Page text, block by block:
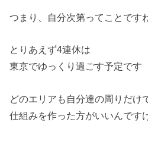
つまり、自分次第ってことです
とりあえず4連休は
東京でゆっくり過ごす予定です
どのエリアも自分達の周りだけ
仕組みを作った方がいいんです